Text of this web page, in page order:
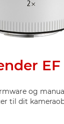
EF
og
til dit